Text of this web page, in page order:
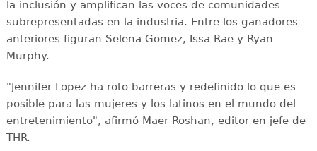
la inclusión y amplifican las voces de comunidades
subrepresentadas en la industria. Entre los ganadores
anteriores figuran Selena Gomez, Issa Rae y Ryan
Murphy.
"Jennifer Lopez ha roto barreras y redefinido lo que es
posible para las mujeres y los latinos en el mundo del
entretenimiento", afirmó Maer Roshan, editor en jefe de
THR.